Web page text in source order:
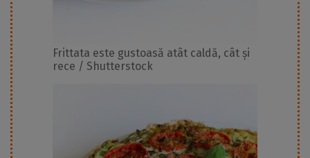
Frittata este gustoasă atât caldă, cât și
rece / Shutterstock